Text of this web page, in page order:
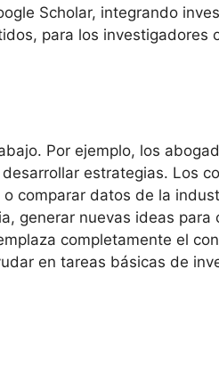
Scholar, integrando
para los investigadores
Por ejemplo, los
estrategias. Los
comparar datos de la
generar nuevas ideas para
completamente el
en tareas básicas de